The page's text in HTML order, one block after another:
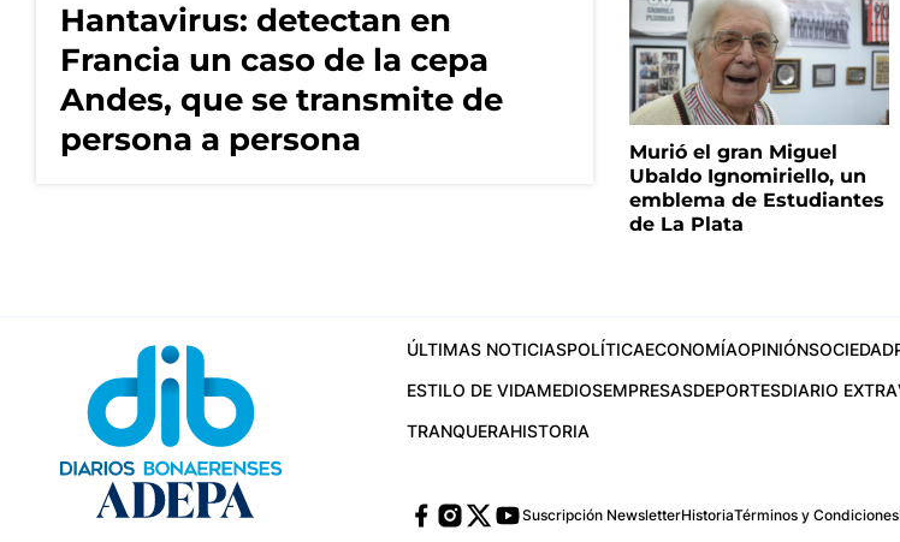
Hantavirus: detectan en
Francia un caso de la cepa
Andes, que se transmite de
persona a persona
Murió el gran Miguel
Ubaldo Ignomiriello, un
emblema de Estudiantes
de La Plata
ÚLTIMAS NOTICIASPOLÍTICAECONOMÍAOPINIÓNSOCIEDAD
ESTILO DE VIDAMEDIOSEMPRESASDEPORTESDIARIO EXTRA
TRANQUERAHISTORIA
Suscripción NewsletterHistoriaTérminos y Condiciones